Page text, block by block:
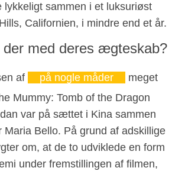
lykkeligt sammen i et luksuriøst
Californien, i mindre end et år.
der med deres ægteskab?
af på nogle måder
meget
Mummy: Tomb of the Dragon
var på sættet i Kina sammen
Maria Bello. På grund af adskillige
om, at de to udviklede en form
under fremstillingen af ​​filmen,